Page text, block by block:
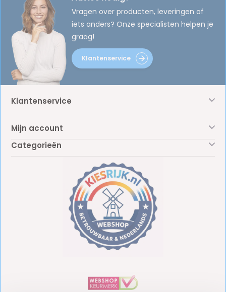
Vragen over producten, leveringen of
iets anders? Onze specialisten helpen je
graag!
Klantenservice
Klantenservice
Mijn account
Categorieën